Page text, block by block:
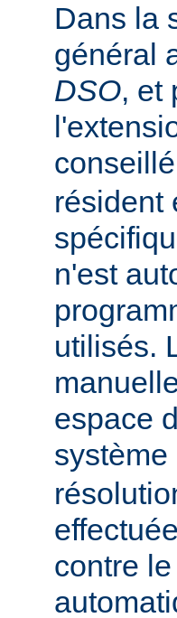
Dans la
général
DSO, et
résident
n'est
utilisés.
espace
système
contre